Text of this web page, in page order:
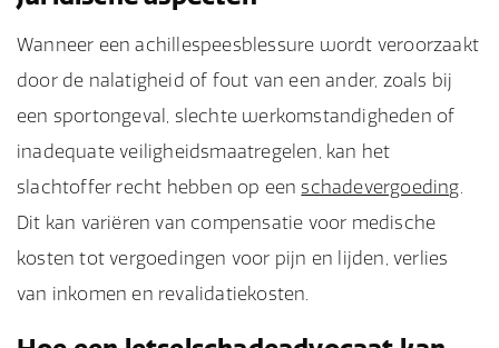
Wanneer een achillespeesblessure wordt veroorzaakt
door de nalatigheid of fout van een ander, zoals bij
een sportongeval, slechte werkomstandigheden of
inadequate veiligheidsmaatregelen, kan het
slachtoffer recht hebben op een schadevergoeding.
Dit kan variëren van compensatie voor medische
kosten tot vergoedingen voor pijn en lijden, verlies
van inkomen en revalidatiekosten.